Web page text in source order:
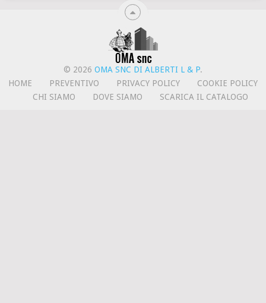
© 2026 OMA SNC DI ALBERTI L & P.
HOME
PREVENTIVO PRIVACY POLICY
COOKIE POLICY
CHI SIAMO
DOVE SIAMO SCARICA IL CATALOGO